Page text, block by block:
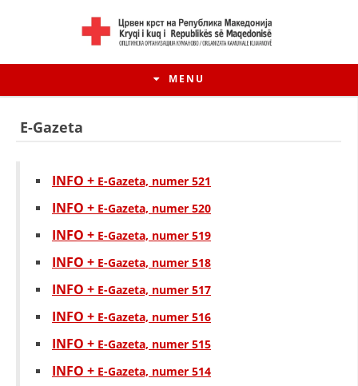
MENU
HISTORIA E LËVIZJES
E-Gazeta
INFO + E-Gazeta, numer 521
INFO + E-Gazeta, numer 520
INFO + E-Gazeta, numer 519
INFO + E-Gazeta, numer 518
INFO + E-Gazeta, numer 517
INFO + E-Gazeta, numer 516
INFO + E-Gazeta, numer 515
INFO + E-Gazeta, numer 514